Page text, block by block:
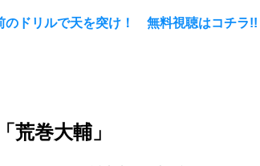
ドリルで天を突け！ 無料視聴はコチラ!!
荒巻大輔」